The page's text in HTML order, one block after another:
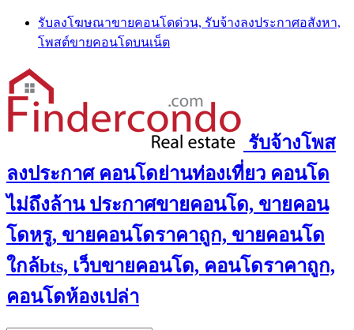
Skip
content
รับลงโฆษณาขายคอนโดด่วน, รับจ้างลงประกาศอสังหา,
โพสต์ขายคอนโดบนเน็ต
รับจ้างโพส
ลงประกาศ คอนโดย่านท่องเที่ยว คอนโด
ไม่ถึงล้าน ประกาศขายคอนโด, ขายคอน
โดหรู, ขายคอนโดราคาถูก, ขายคอนโด
ใกล้bts, เว็บขายคอนโด, คอนโดราคาถูก,
คอนโดห้องเปล่า